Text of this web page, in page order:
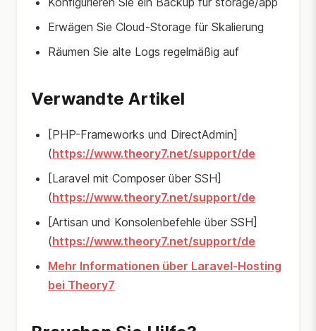
Erwägen Sie Cloud-Storage für Skalierung
Räumen Sie alte Logs regelmäßig auf
Verwandte Artikel
[PHP-Frameworks und DirectAdmin]
(https://www.theory7.net/support/de
[Laravel mit Composer über SSH]
(https://www.theory7.net/support/de
[Artisan und Konsolenbefehle über SSH]
(https://www.theory7.net/support/de
Mehr Informationen über Laravel-Hosting
bei Theory7